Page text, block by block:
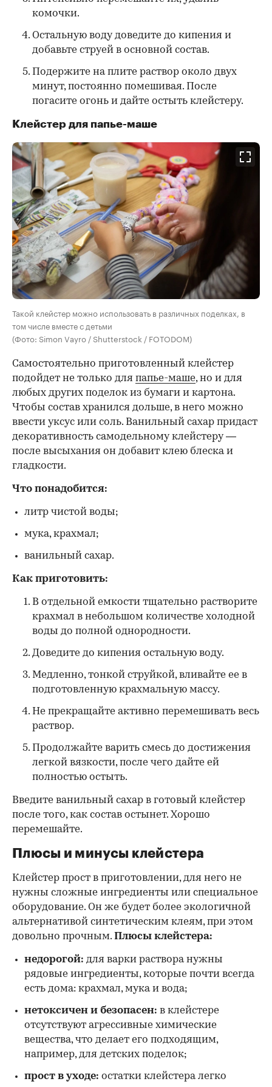
комочки.
Остальную воду доведите до кипения и
добавьте струей в основной состав.
Подержите на плите раствор около двух
минут, постоянно помешивая. После
погасите огонь и дайте остыть клейстеру.
Клейстер для папье-маше
Такой клейстер можно использовать в различных поделках, в
том числе вместе с детьми
(Фото: Simon Vayro / Shutterstock / FOTODOM)
Самостоятельно приготовленный клейстер
подойдет не только для папье-маше, но и для
любых других поделок из бумаги и картона.
Чтобы состав хранился дольше, в него можно
ввести уксус или соль. Ванильный сахар придаст
декоративность самодельному клейстеру —
после высыхания он добавит клею блеска и
гладкости.
Что понадобится:
литр чистой воды;
мука, крахмал;
ванильный сахар.
Как приготовить:
В отдельной емкости тщательно растворите
крахмал в небольшом количестве холодной
воды до полной однородности.
Доведите до кипения остальную воду.
Медленно, тонкой струйкой, вливайте ее в
подготовленную крахмальную массу.
Не прекращайте активно перемешивать весь
раствор.
Продолжайте варить смесь до достижения
легкой вязкости, после чего дайте ей
полностью остыть.
Введите ванильный сахар в готовый клейстер
после того, как состав остынет. Хорошо
перемешайте.
Плюсы и минусы клейстера
Клейстер прост в приготовлении, для него не
нужны сложные ингредиенты или специальное
оборудование. Он же будет более экологичной
альтернативой синтетическим клеям, при этом
довольно прочным. Плюсы клейстера:
недорогой: для варки раствора нужны
рядовые ингредиенты, которые почти всегда
есть дома: крахмал, мука и вода;
нетоксичен и безопасен: в клейстере
отсутствуют агрессивные химические
вещества, что делает его подходящим,
например, для детских поделок;
прост в уходе: остатки клейстера легко